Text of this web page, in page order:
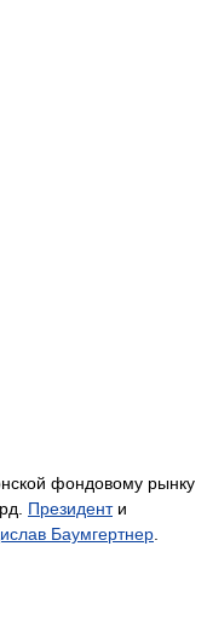
фондовому рынку
Президенти
Баумгертнер.